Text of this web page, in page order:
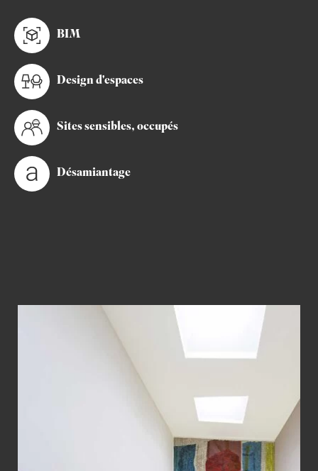
BIM
Design d'espaces
Sites sensibles, occupés
Désamiantage